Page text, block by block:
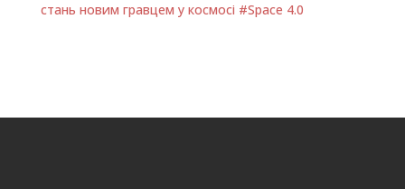
стань новим гравцем у космосі #Space 4.0